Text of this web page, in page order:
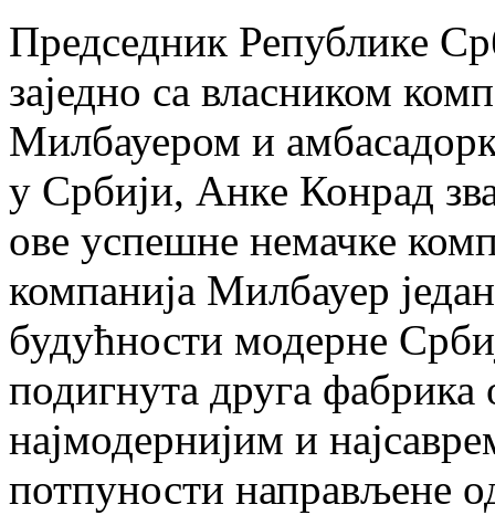
Председник Републике
заједно са власником
Милбауером и
у Србији, Анке Конрад
ове успешне немачке
компанија Милбауер
будућности модерне
подигнута друга
најмодернијим и
потпуности направљене